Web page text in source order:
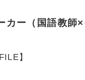
カー（国語教師
】